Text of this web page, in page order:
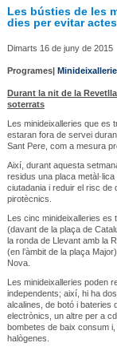
Les bústies de les
dies per evitar
Dimarts 16 de juny de 2015
Programes|
Durant la nit de la
soterrats
Les minideixalleries que es
estaran fora de servei
Sant Pere, com a mesura
Així, durant aquesta
residus una placa
ciutadania i reduir el risc de
pirotècnics.
Les cinc minideixalleries es
(davant de la plaça de
la ronda de Llevant amb la
(en l’àmbit de la plaça
Nova.
Les minideixalleries poden
independents; així, hi ha
alcalines, de botó i bateries
electrònics, un altre per a
bombetes de baix consum
halògenes.